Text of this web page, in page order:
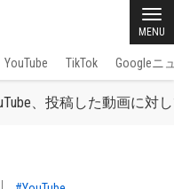
MENU
YouTube TikTok Googleニ
、投稿した動画に対